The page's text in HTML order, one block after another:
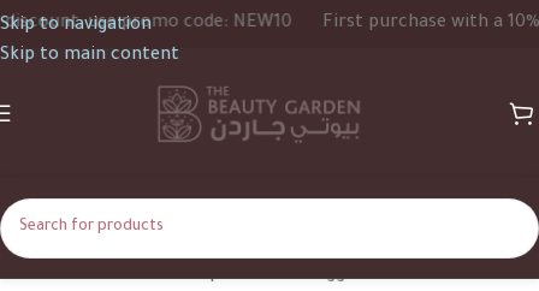
Skip to navigation
Skip to main content
use promo code: NEW10 First purchase with a 10%
Redness Home Shop Products tagged “Redness”